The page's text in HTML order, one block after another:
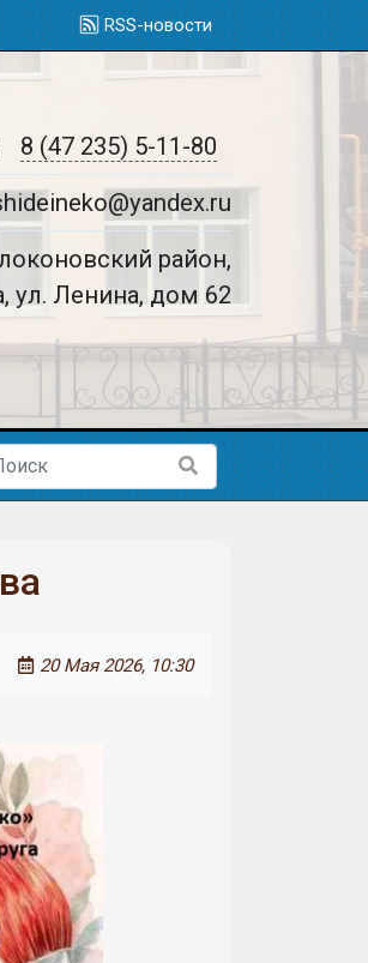
RSS-новости
8 (47 235) 5-11-80
район,
ул. Ленина, дом 62
20 Мая 2026, 10:30